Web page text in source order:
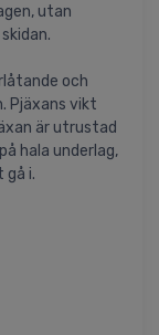
utan
och
Pjäxans vikt
är utrustad
hala underlag,
gå i.